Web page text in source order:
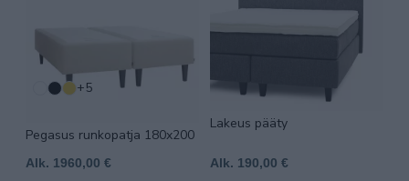
+5
Pegasus runkopatja 180x200
Alk. 1960,00 €
Lakeus pääty
Alk. 190,00 €